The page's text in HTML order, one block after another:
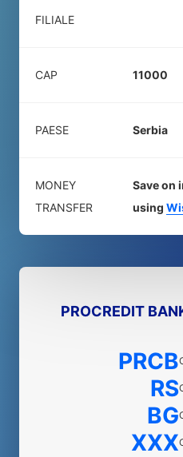
FILIALE
CAP 11000
PAESE Serbia
MONEY
TRANSFER
Save on
using
PROCREDIT
PRCB
RS
BG
XXX